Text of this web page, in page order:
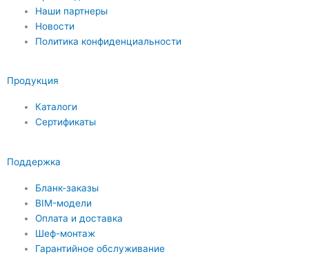
Наши партнеры
Новости
Политика конфиденциальности
Продукция
Каталоги
Сертификаты
Поддержка
Бланк-заказы
BIM-модели
Оплата и доставка
Шеф-монтаж
Гарантийное обслуживание